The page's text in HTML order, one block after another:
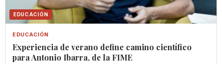
EDUCACIÓN
EDUCACIÓN
Experiencia de verano define camino científico
para Antonio Ibarra, de la FIME